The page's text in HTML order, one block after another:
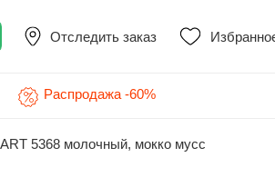
Отследить заказ
Распродажа -60%
5368 молочный, мокко мусс